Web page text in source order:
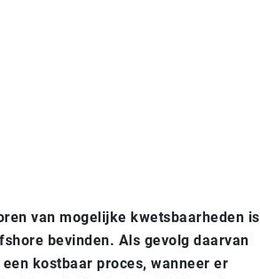
van mogelijke kwetsbaarheden is
bevinden. Als gevolg daarvan
kostbaar proces, wanneer er